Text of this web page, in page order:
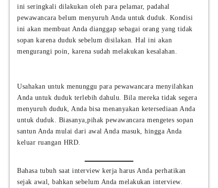
ini seringkali dilakukan oleh para pelamar, padahal
pewawancara belum menyuruh Anda untuk duduk. Kondisi
ini akan membuat Anda dianggap sebagai orang yang tidak
sopan karena duduk sebelum disilakan. Hal ini akan
mengurangi poin, karena sudah melakukan kesalahan.
Usahakan untuk menunggu para pewawancara menyilahkan
Anda untuk duduk terlebih dahulu. Bila mereka tidak segera
menyuruh duduk, Anda bisa menanyakan ketersediaan Anda
untuk duduk. Biasanya,pihak pewawancara mengetes sopan
santun Anda mulai dari awal Anda masuk, hingga Anda
keluar ruangan HRD.
Bahasa tubuh saat interview kerja harus Anda perhatikan
sejak awal, bahkan sebelum Anda melakukan interview.